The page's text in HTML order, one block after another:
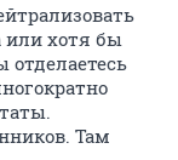
или хотя бы
отделаетесь
Там